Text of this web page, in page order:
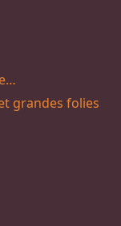
grandes folies